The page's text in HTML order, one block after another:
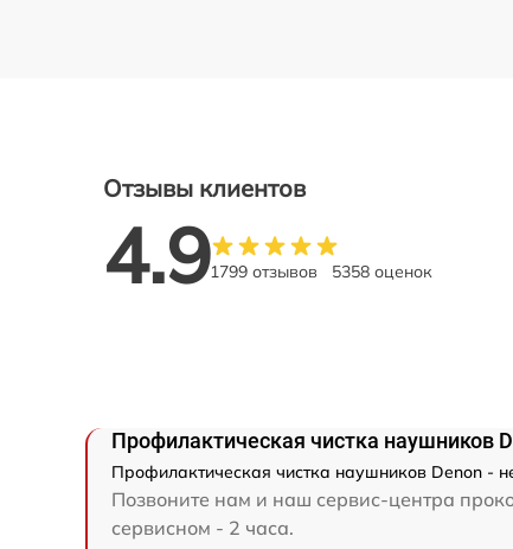
Отзывы клиентов
4.91799 отзывов 5358 оценок
Профилактическая чистка наушников
Профилактическая чистка наушников Denon -
Позвоните нам и наш сервис-центра
сервисном - 2 часа.